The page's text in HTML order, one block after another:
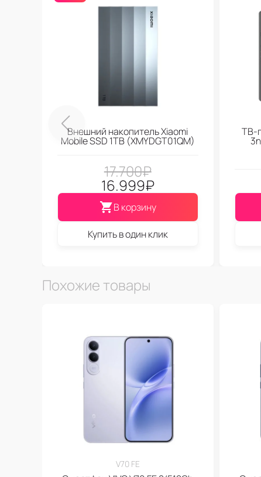
Внешний накопитель Xiaomi
Mobile SSD 1TB (XMYDGT01QM)
17.700₽
16.999₽
В корзину
Купить в один клик
ТВ-
Похожие товары
V70 FE